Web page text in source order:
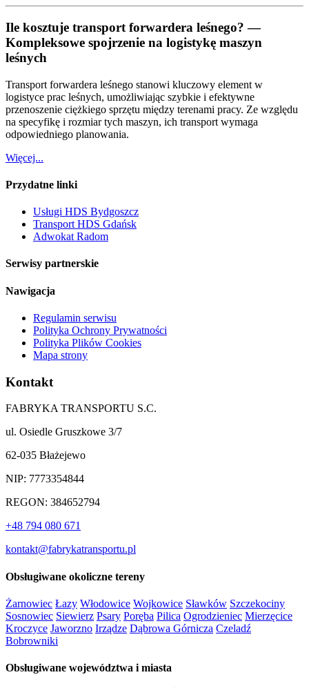
Ile kosztuje transport forwardera leśnego? —
Kompleksowe spojrzenie na logistykę maszyn
leśnych
Transport forwardera leśnego stanowi kluczowy element w
logistyce prac leśnych, umożliwiając szybkie i efektywne
przenoszenie ciężkiego sprzętu między terenami pracy. Ze względu
na specyfikę i rozmiar tych maszyn, ich transport wymaga
odpowiedniego planowania.
Więcej...
Przydatne linki
Usługi HDS Bydgoszcz
Transport HDS Gdańsk
Adwokat Radom
Serwisy partnerskie
Nawigacja
Regulamin serwisu
Polityka Ochrony Prywatności
Polityka Plików Cookies
Mapa strony
Kontakt
FABRYKA TRANSPORTU S.C.
ul. Osiedle Gruszkowe 3/7
62-035 Błażejewo
NIP: 7773354844
REGON: 384652794
+48 794 080 671
kontakt@fabrykatransportu.pl
Obsługiwane okoliczne tereny
Żarnowiec Łazy Włodowice Wojkowice Sławków Szczekociny
Sosnowiec Siewierz Psary Poręba Pilica Ogrodzieniec Mierzęcice
Kroczyce Jaworzno Irządze Dąbrowa Górnicza Czeladź
Bobrowniki
Obsługiwane województwa i miasta